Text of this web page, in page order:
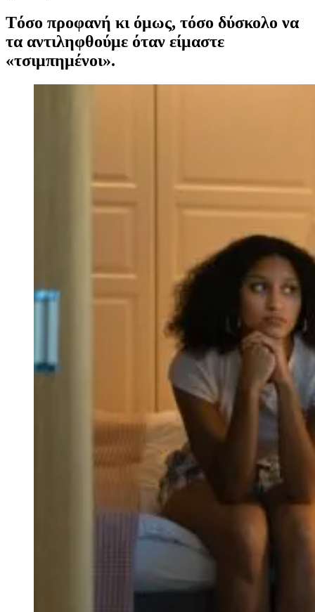
Tόσο προφανή κι όμως, τόσο δύσκολο να
τα αντιληφθούμε όταν είμαστε
«τσιμπημένοι».